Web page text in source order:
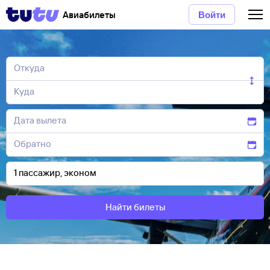
Авиабилеты Войти
Найти билеты